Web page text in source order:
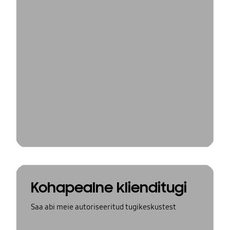
Kohapealne klienditugi
Saa abi meie autoriseeritud tugikeskustest